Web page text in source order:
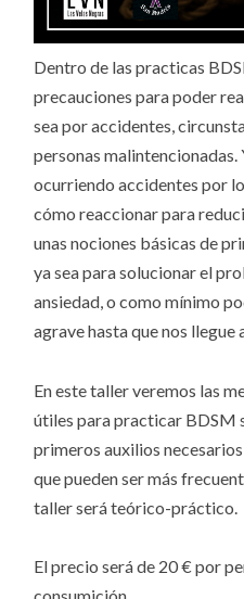
Dentro de las practicas
precauciones para poder
sea por accidentes,
personas malintencionadas.
ocurriendo accidentes por
cómo reaccionar para
unas nociones básicas de
ya sea para solucionar el
ansiedad, o como mínimo
agrave hasta que nos llegue
En este taller veremos las
útiles para practicar BDSM
primeros auxilios
que pueden ser más
taller será teórico-práctico.
El precio será de 20 € por